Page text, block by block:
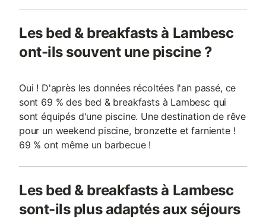
Les bed & breakfasts à Lambesc
ont-ils souvent une piscine ?
Oui ! D'après les données récoltées l'an passé, ce
sont 69 % des bed & breakfasts à Lambesc qui
sont équipés d'une piscine. Une destination de rêve
pour un weekend piscine, bronzette et farniente !
69 % ont même un barbecue !
Les bed & breakfasts à Lambesc
sont-ils plus adaptés aux séjours